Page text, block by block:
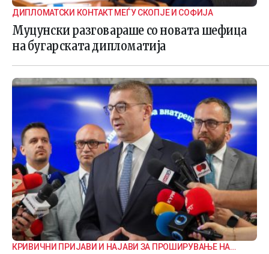
ДИПЛОМАТСКИ КОНТАКТ МЕЃУ СКОПЈЕ И СОФИЈА
Муцунски разговараше со новата шефица
на бугарската дипломатија
КРИВИЧНИ ПРИЈАВИ И НАЈАВИ ЗА ПРОШИРУВАЊЕ НА